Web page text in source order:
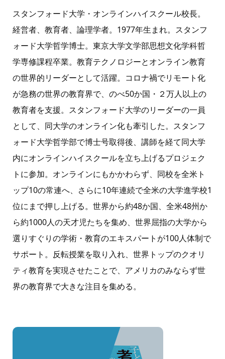
スタンフォード大学・オンラインハイスクール校長。
経営者、教育者、論理学者。1977年生まれ。スタンフ
ォード大学哲学博士。東京大学文学部思想文化学科哲
学専修課程卒業。教育テクノロジーとオンライン教育
の世界的リーダーとして活躍。コロナ禍でリモート化
が急務の世界の教育界で、のべ50か国・２万人以上の
教育者を支援。スタンフォード大学のリーダーの一員
として、同大学のオンライン化も牽引した。スタンフ
ォード大学哲学部で博士号取得後、講師を経て同大学
内にオンラインハイスクールを立ち上げるプロジェク
トに参加。オンラインにもかかわらず、同校を全米ト
ップ10の常連へ、さらに10年連続で全米の大学進学校1
位にまで押し上げる。世界から約48か国、全米48州か
ら約1000人の天才児たちを集め、世界屈指の大学から
選りすぐりの学術・教育のエキスパートが100人体制で
サポート。反転授業を取り入れ、世界トップのクオリ
ティ教育を実現させたことで、アメリカのみならず世
界の教育界で大きな注目を集める。
書籍一覧